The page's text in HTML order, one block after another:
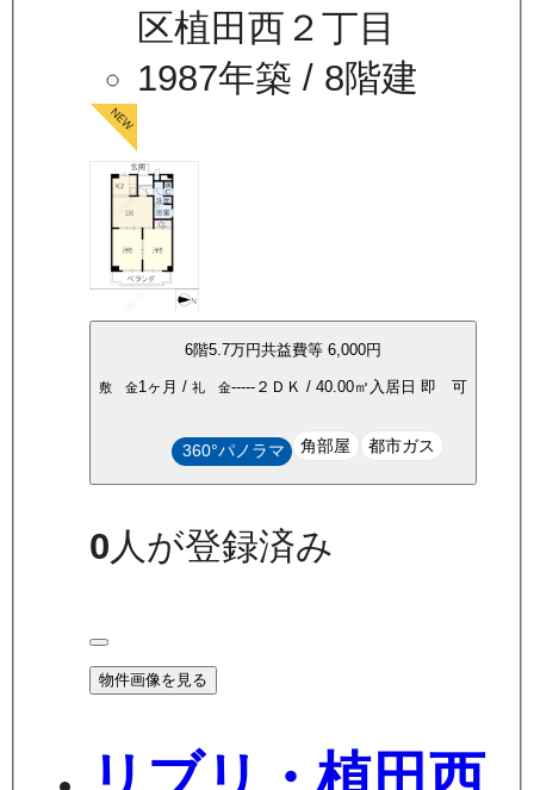
区植田西２丁目
1987年築 / 8階建
6階5.7万円共益費等6,000円
敷 金1ヶ月 /礼 金----- ２ＤＫ /40.00㎡ 入居日 即 可
360°パノラマ 角部屋 都市ガス
0人が登録済み
物件画像を見る